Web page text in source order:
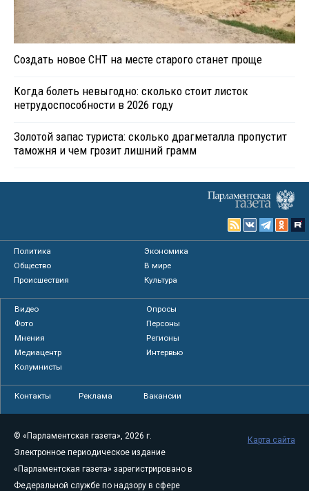
Создать новое СНТ на месте старого станет проще
Когда болеть невыгодно: сколько стоит листок
нетрудоспособности в 2026 году
Золотой запас туриста: сколько драгметалла пропустит
таможня и чем грозит лишний грамм
Политика
Экономика
Общество
В мире
Происшествия
Культура
Видео
Опросы
Фото
Персоны
Мнения
Регионы
Медиацентр
Интервью
Колумнисты
Контакты Реклама Вакансии
© «Парламентская газета», 2026 г.
Электронное периодическое издание
«Парламентская газета» зарегистрировано в
Федеральной службе по надзору в сфере
Карта сайта